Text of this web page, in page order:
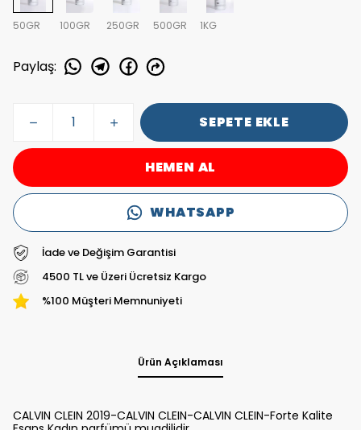
50GR 100GR 250GR 500GR 1KG
Paylaş:
SEPETE EKLE
HEMEN AL
WHATSAPP
İade ve Değişim Garantisi
4500 TL ve Üzeri Ücretsiz Kargo
%100 Müşteri Memnuniyeti
Ürün Açıklaması
CALVIN CLEIN 2019-CALVIN CLEIN-CALVIN CLEIN-Forte Kalite